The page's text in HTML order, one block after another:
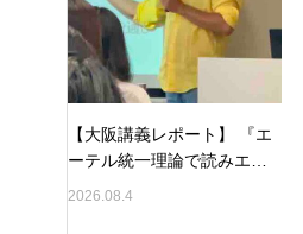
【大阪講義レポート】 『エ
ーテル統一理論で読みエ…
2026.08.4